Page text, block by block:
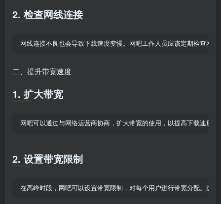
2. 检查网线连接
网线连接不良也会导致下载速度变慢。网吧工作人员应该定期检查网
二、提升带宽速度
1. 扩大带宽
网吧可以通过与网络运营商协商，扩大带宽的使用，以提高下载速度
2. 设置带宽限制
在高峰时段，网吧可以设置带宽限制，对每个用户进行带宽分配。这